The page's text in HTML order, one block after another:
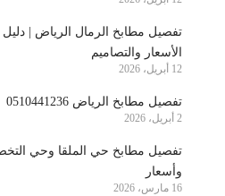
الأسعار والتصاميم
12 أبريل، 2026
تفصيل مطابخ الرياض 0510441236
2 أبريل، 2026
تفصيل مطابخ حي الملقا وحي
وأسعار
16 مارس، 2026